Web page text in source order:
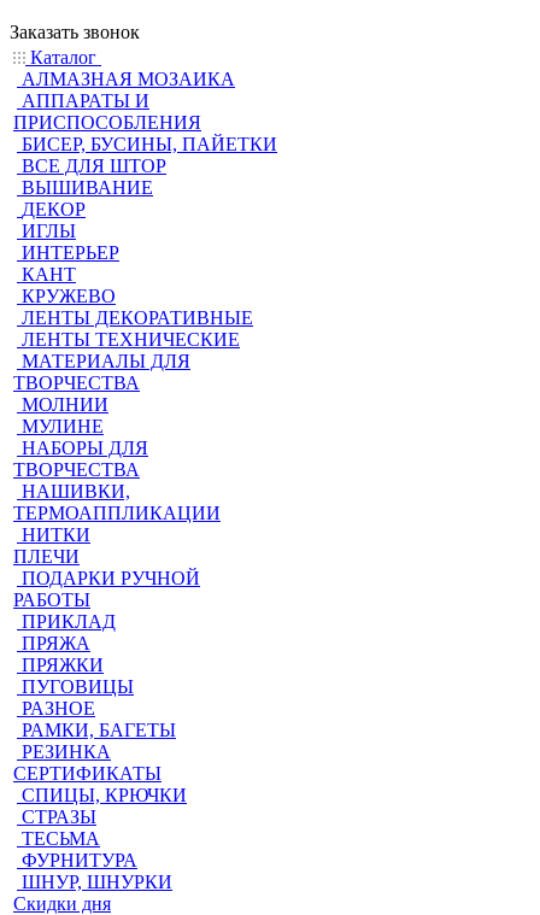
Заказать звонок
Каталог
АЛМАЗНАЯ МОЗАИКА
АППАРАТЫ И
ПРИСПОСОБЛЕНИЯ
БИСЕР, БУСИНЫ, ПАЙЕТКИ
ВСЕ ДЛЯ ШТОР
ВЫШИВАНИЕ
ДЕКОР
ИГЛЫ
ИНТЕРЬЕР
КАНТ
КРУЖЕВО
ЛЕНТЫ ДЕКОРАТИВНЫЕ
ЛЕНТЫ ТЕХНИЧЕСКИЕ
МАТЕРИАЛЫ ДЛЯ
ТВОРЧЕСТВА
МОЛНИИ
МУЛИНЕ
НАБОРЫ ДЛЯ
ТВОРЧЕСТВА
НАШИВКИ,
ТЕРМОАППЛИКАЦИИ
НИТКИ
ПЛЕЧИ
ПОДАРКИ РУЧНОЙ
РАБОТЫ
ПРИКЛАД
ПРЯЖА
ПРЯЖКИ
ПУГОВИЦЫ
РАЗНОЕ
РАМКИ, БАГЕТЫ
РЕЗИНКА
СЕРТИФИКАТЫ
СПИЦЫ, КРЮЧКИ
СТРАЗЫ
ТЕСЬМА
ФУРНИТУРА
ШНУР, ШНУРКИ
Скидки дня